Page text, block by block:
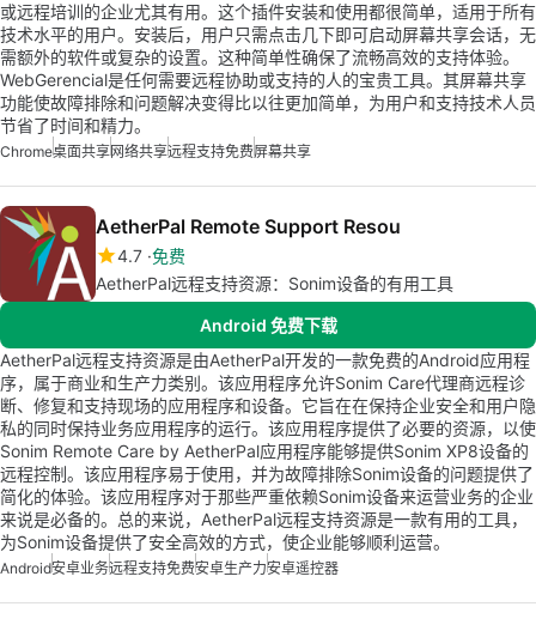
或远程培训的企业尤其有用。这个插件安装和使用都很简单，适用于所有
技术水平的用户。安装后，用户只需点击几下即可启动屏幕共享会话，无
需额外的软件或复杂的设置。这种简单性确保了流畅高效的支持体验。
WebGerencial是任何需要远程协助或支持的人的宝贵工具。其屏幕共享
功能使故障排除和问题解决变得比以往更加简单，为用户和支持技术人员
节省了时间和精力。
Chrome桌面共享网络共享远程支持免费屏幕共享
AetherPal Remote Support Resou
4.7 免费
AetherPal远程支持资源：Sonim设备的有用工具
Android 免费下载
AetherPal远程支持资源是由AetherPal开发的一款免费的Android应用程
序，属于商业和生产力类别。该应用程序允许Sonim Care代理商远程诊
断、修复和支持现场的应用程序和设备。它旨在在保持企业安全和用户隐
私的同时保持业务应用程序的运行。该应用程序提供了必要的资源，以使
Sonim Remote Care by AetherPal应用程序能够提供Sonim XP8设备的
远程控制。该应用程序易于使用，并为故障排除Sonim设备的问题提供了
简化的体验。该应用程序对于那些严重依赖Sonim设备来运营业务的企业
来说是必备的。总的来说，AetherPal远程支持资源是一款有用的工具，
为Sonim设备提供了安全高效的方式，使企业能够顺利运营。
Android安卓业务远程支持免费安卓生产力安卓遥控器